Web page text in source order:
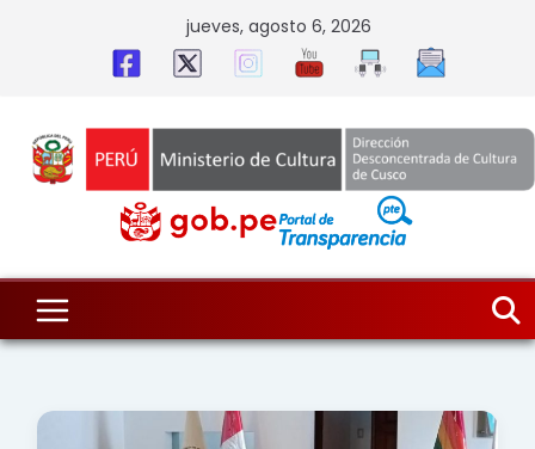
jueves, agosto 6, 2026